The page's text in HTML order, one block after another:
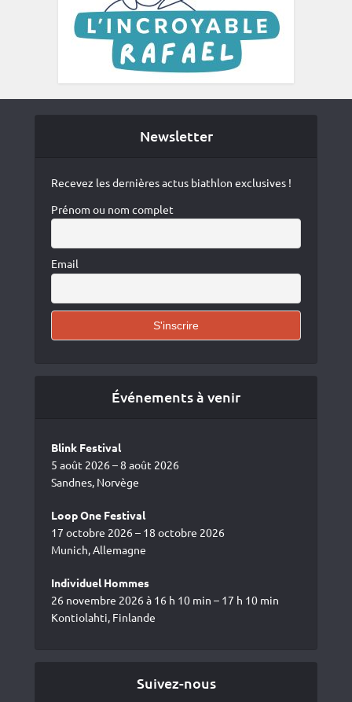
Newsletter
Recevez les dernières actus biathlon exclusives !
Prénom ou nom complet
Email
Événements à venir
Blink Festival
5 août 2026 – 8 août 2026
Sandnes, Norvège
Loop One Festival
17 octobre 2026 – 18 octobre 2026
Munich, Allemagne
Individuel Hommes
26 novembre 2026 à 16 h 10 min – 17 h 10 min
Kontiolahti, Finlande
Suivez-nous